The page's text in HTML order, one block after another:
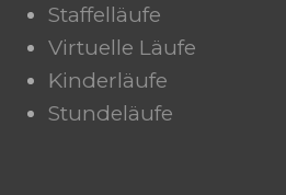
Staffelläufe
Virtuelle Läufe
Kinderläufe
Stundeläufe